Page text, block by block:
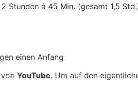
Stunden à 45 Min. (gesamt 1,5
einen Anfang
YouTube. Um auf den